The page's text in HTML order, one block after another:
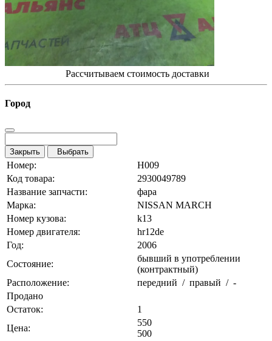
Рассчитываем стоимость доставки
Город
Закрыть Выбрать
Номер:
H009
Код товара:
2930049789
Название запчасти:
фара
Марка:
NISSAN MARCH
Номер кузова:
k13
Номер двигателя:
hr12de
Год:
2006
Состояние:
бывший в употреблении
(контрактный)
Расположение:
передний / правый / -
Продано
Остаток:
1
Цена:
550
500